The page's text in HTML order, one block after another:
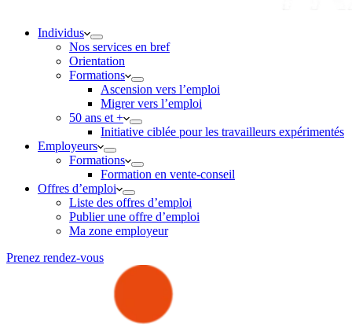
Individus
Nos services en bref
Orientation
Formations
Ascension vers l’emploi
Migrer vers l’emploi
50 ans et +
Initiative ciblée pour les travailleurs expérimentés
Employeurs
Formations
Formation en vente-conseil
Offres d’emploi
Liste des offres d’emploi
Publier une offre d’emploi
Ma zone employeur
Prenez rendez-vous